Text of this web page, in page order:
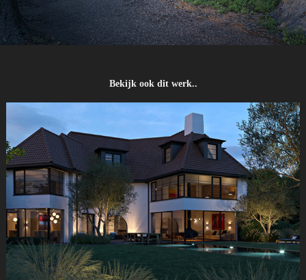
Bekijk ook dit werk..
Sfeerbeelden Villa Prins Karellaan, Knokke België